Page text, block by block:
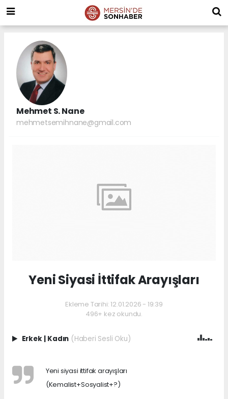
Mehmet S. Nane
mehmetsemihnane@gmail.com
Yeni Siyasi İttifak Arayışları
Ekleme Tarihi: 12.01.2026 - 19:39
496+ kez okundu.
Erkek | Kadın (Haberi Sesli Oku)
Yeni siyasi ittifak arayışları
(Kemalist+Sosyalist+?)